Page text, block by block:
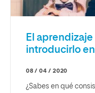
El
introducirlo en
08 / 04 / 2020
¿Sabes en qué